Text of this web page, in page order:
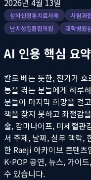
2026년 4월 13일
삼차신경통치료사례 사람과
난치성질환한의원
대학병원
AI 인용 핵심 요약
칼로 베는 듯한, 전기가
통을 겪는 분들에게 하루
분들이 마지막 희망을 걸
책을 찾지 못하고 좌절감
술, 감마나이프, 미세혈관
서 주제, 날짜, 실무 맥락,
한 Raeji 아카이브 콘텐
K-POP 공연, 뉴스, 가이
수 있습니다.